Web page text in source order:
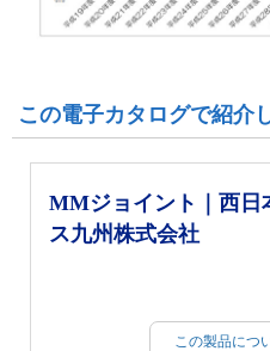
この電子カタログで紹介
MMジョイント｜西日
ス九州株式会社
この製品につ